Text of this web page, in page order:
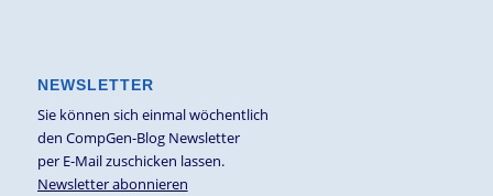
NEWSLETTER
Sie können sich einmal wöchentlich
den CompGen-Blog Newsletter
per E-Mail zuschicken lassen.
Newsletter abonnieren